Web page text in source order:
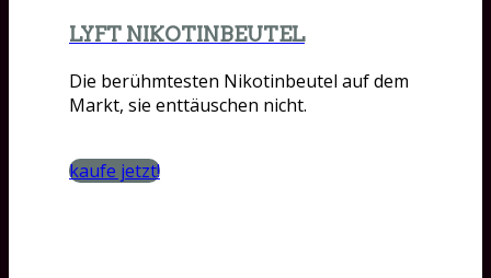
LYFT NIKOTINBEUTEL
Die berühmtesten Nikotinbeutel auf dem
Markt, sie enttäuschen nicht.
kaufe jetzt!